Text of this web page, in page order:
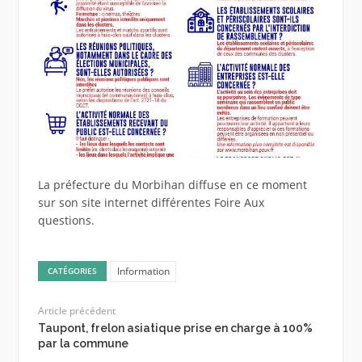
La préfecture du Morbihan diffuse en ce moment
sur son site internet différentes Foire Aux
questions.
CATÉGORIES Information
Article précédent
Taupont, frelon asiatique prise en charge à 100%
par la commune